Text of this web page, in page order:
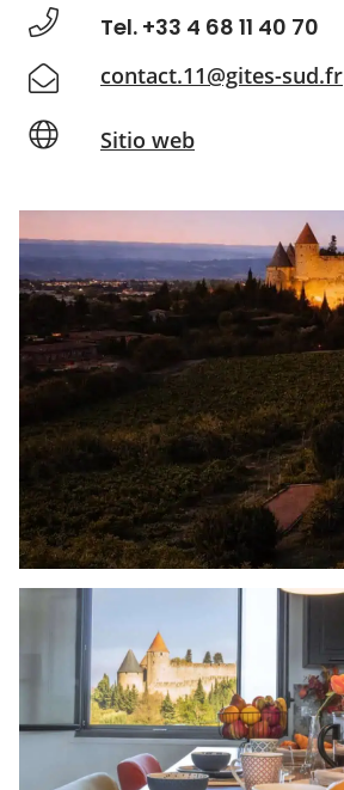
Tel. +33 4 68 11 40 70
contact.11@gites-sud.fr
Sitio web